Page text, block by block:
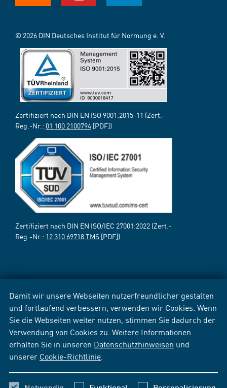
Damit wir unsere Webseiten nutzerfreundlicher gestalten
und fortlaufend verbessern, verwenden wir Cookies. Wenn
Sie die Webseiten weiter nutzen, stimmen Sie dadurch der
Verwendung von Cookies zu. Weitere Informationen
erhalten Sie in unseren Datenschutzhinweisen und
unserer Cookie-Richtlinie
© 2026 DIN Deutsches Institut für Normung e. V.
Zertifiziert nach DIN EN ISO 9001:2015-11 (Zert.-
Reg.-Nr.: 01 100 2100794 [PDF])
Zertifiziert nach DIN EN ISO/IEC 27001:2022 (Zert.-
Reg.-Nr.: 12 310 69718 TMS [PDF])